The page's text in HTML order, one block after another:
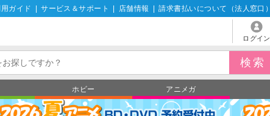
ガイド サービス＆サポート 店舗情報 請求書払いについて（法人窓口）
ログイン
ホビー アニメガ